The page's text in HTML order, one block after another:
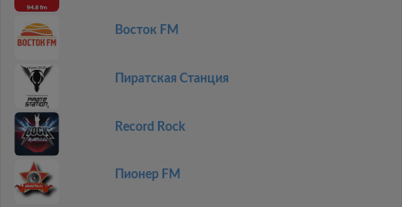
Восток FM
Пиратская Станция
Record Rock
Пионер FM